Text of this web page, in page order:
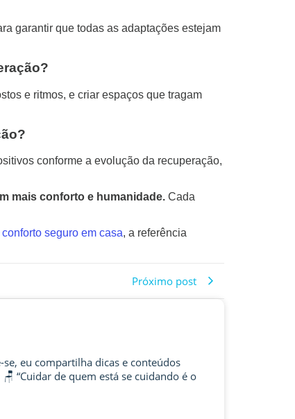
garantir que todas as adaptações estejam
e ritmos, e criar espaços que tragam
conforme a evolução da recuperação,
mais conforto e humanidade. Cada
seguro em casa, a referência
Próximo post
eu compartilha dicas e conteúdos
“Cuidar de quem está se cuidando é o